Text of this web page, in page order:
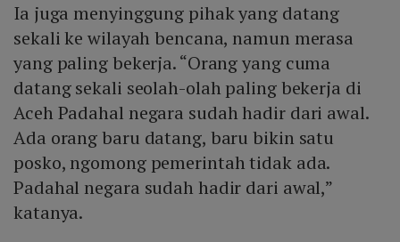
Ia juga menyinggung pihak yang datang
sekali ke wilayah bencana, namun merasa
yang paling bekerja. “Orang yang cuma
datang sekali seolah-olah paling bekerja di
Aceh Padahal negara sudah hadir dari awal.
Ada orang baru datang, baru bikin satu
posko, ngomong pemerintah tidak ada.
Padahal negara sudah hadir dari awal,”
katanya.